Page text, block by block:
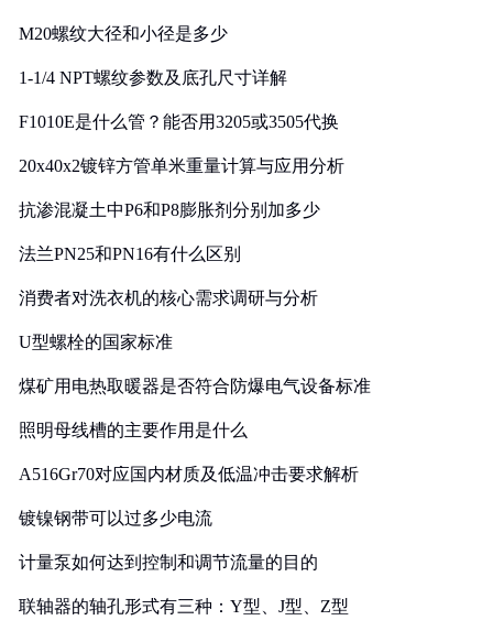
M20螺纹大径和小径是多少
1-1/4 NPT螺纹参数及底孔尺寸详解
F1010E是什么管？能否用3205或3505代换
20x40x2镀锌方管单米重量计算与应用分析
抗渗混凝土中P6和P8膨胀剂分别加多少
法兰PN25和PN16有什么区别
消费者对洗衣机的核心需求调研与分析
U型螺栓的国家标准
煤矿用电热取暖器是否符合防爆电气设备标准
照明母线槽的主要作用是什么
A516Gr70对应国内材质及低温冲击要求解析
镀镍钢带可以过多少电流
计量泵如何达到控制和调节流量的目的
联轴器的轴孔形式有三种：Y型、J型、Z型